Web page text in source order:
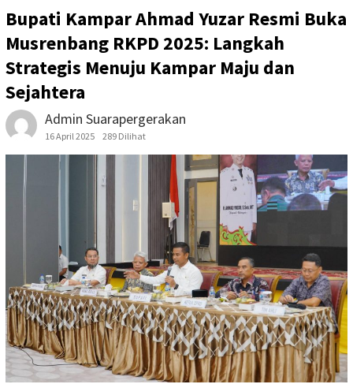
Bupati Kampar Ahmad Yuzar Resmi Buka
Musrenbang RKPD 2025: Langkah
Strategis Menuju Kampar Maju dan
Sejahtera
Admin Suarapergerakan
16 April 2025 289 Dilihat